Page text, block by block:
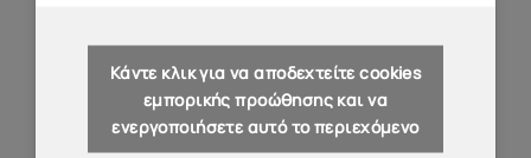
Κάντε κλικ για να αποδεχτείτε cookies
εμπορικής προώθησης και να
ενεργοποιήσετε αυτό το περιεχόμενο